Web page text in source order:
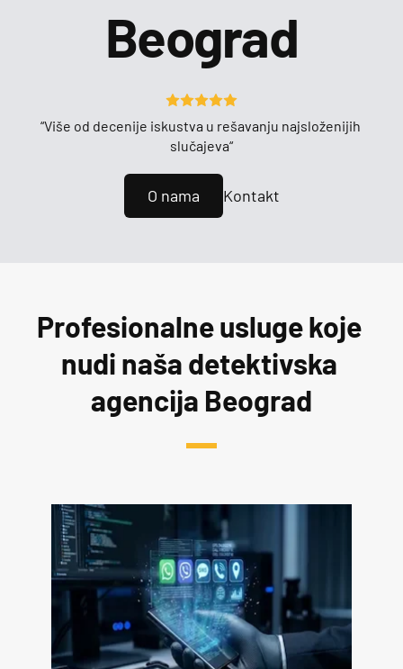
Beograd
“Više od decenije iskustva u rešavanju najsloženijih
slučajeva“
O nama Kontakt
Profesionalne usluge koje
nudi naša detektivska
agencija Beograd